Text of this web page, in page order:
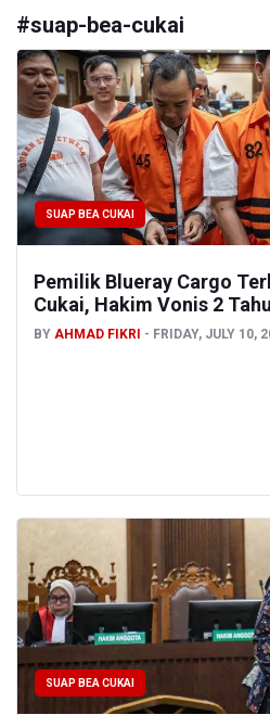
#suap-bea-cukai
SUAP BEA CUKAI
Pemilik Blueray Cargo
Cukai, Hakim Vonis 2
BY AHMAD FIKRI FRIDAY, JULY 10,
SUAP BEA CUKAI